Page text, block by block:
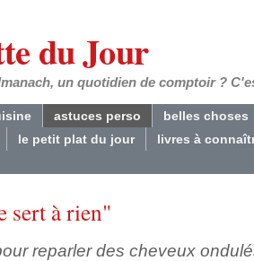
du Jour
un quotidien de comptoir ?
astuces perso
belles choses
le petit plat du jour
livres à
sert à rien"
reparler des cheveux